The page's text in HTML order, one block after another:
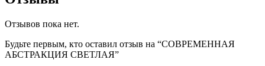
Отзывов пока нет.
Будьте первым, кто оставил отзыв на “СОВРЕМЕННАЯ
АБСТРАКЦИЯ СВЕТЛАЯ”